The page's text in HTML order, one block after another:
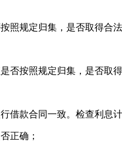
照规定归集，是否取得合
否按照规定归集，是否取
借款合同一致。检查利息
正确；